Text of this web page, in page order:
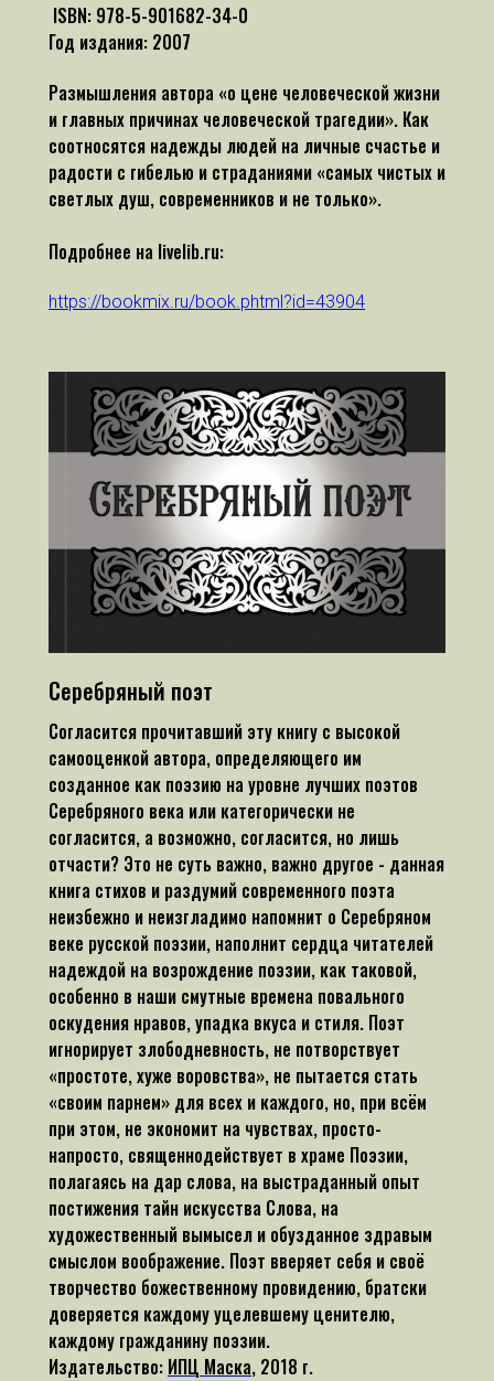
ISBN: 978-5-901682-34-0
Год издания: 2007
Размышления автора «о цене человеческой жизни
и главных причинах человеческой трагедии». Как
соотносятся надежды людей на личные счастье и
радости с гибелью и страданиями «самых чистых и
светлых душ, современников и не только».
Подробнее на livelib.ru:
https://bookmix.ru/book.phtml?id=43904
Серебряный поэт
Согласится прочитавший эту книгу с высокой
самооценкой автора, определяющего им
созданное как поэзию на уровне лучших поэтов
Серебряного века или категорически не
согласится, а возможно, согласится, но лишь
отчасти? Это не суть важно, важно другое - данная
книга стихов и раздумий современного поэта
неизбежно и неизгладимо напомнит о Серебряном
веке русской поэзии, наполнит сердца читателей
надеждой на возрождение поэзии, как таковой,
особенно в наши смутные времена повального
оскудения нравов, упадка вкуса и стиля. Поэт
игнорирует злободневность, не потворствует
«простоте, хуже воровства», не пытается стать
«своим парнем» для всех и каждого, но, при всём
при этом, не экономит на чувствах, просто-
напросто, священнодействует в храме Поэзии,
полагаясь на дар слова, на выстраданный опыт
постижения тайн искусства Слова, на
художественный вымысел и обузданное здравым
смыслом воображение. Поэт вверяет себя и своё
творчество божественному провидению, братски
доверяется каждому уцелевшему ценителю,
каждому гражданину поэзии.
Издательство: ИПЦ Маска, 2018 г.